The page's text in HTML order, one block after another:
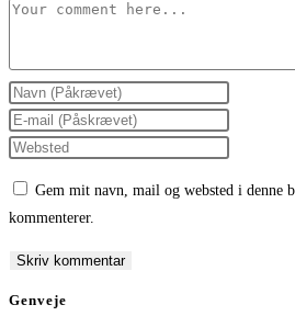
Comment
Enter
your
name
comment
Enter
your
comment
Enter
(optional)
Gem mit navn, mail og websted i denne
kommenterer.
Genveje